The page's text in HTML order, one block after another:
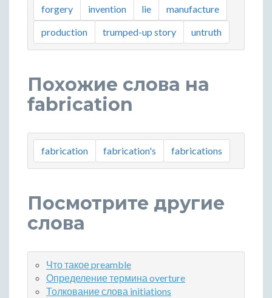
forgery
invention lie
manufacture
production
trumped-up story untruth
Похожие слова на
fabrication
fabrication fabrication's fabrications
Посмотрите другие
слова
Что такое preamble
Определение термина overture
Толкование слова initiations